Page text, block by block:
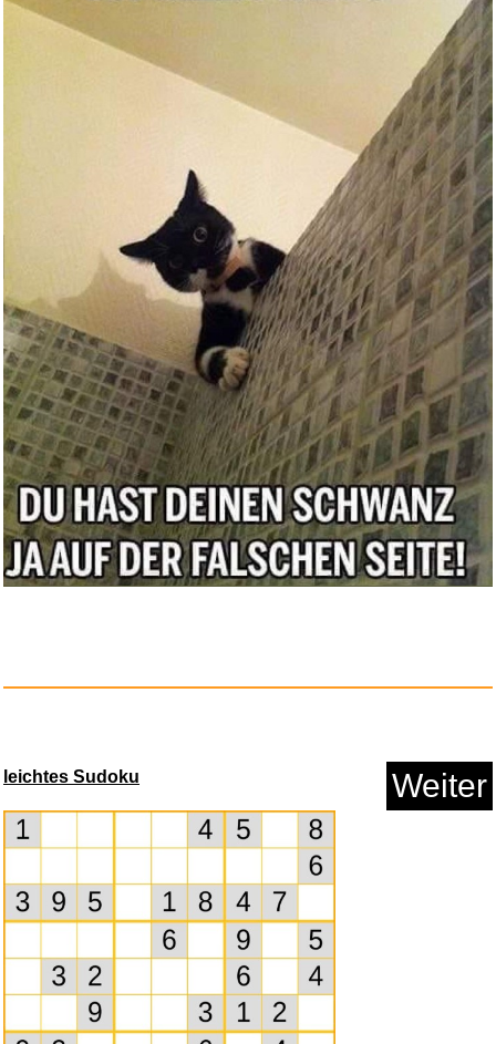
Echte FPS-Waffenschieß-K...
Anzeige
Anzeige
Songxpress-Steely Dan...
leichtes Sudoku Weiter